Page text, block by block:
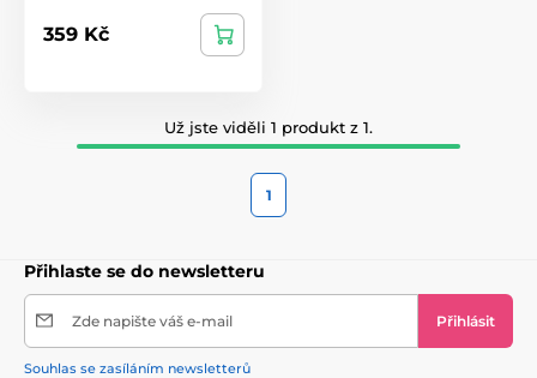
359 Kč
Už jste viděli 1 produkt z 1.
1
Přihlaste se do newsletteru
Zde napište váš e-mail Přihlásit
Souhlas se zasíláním newsletterů